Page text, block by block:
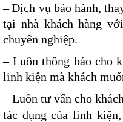
–Dịch vụ bảo hành,
tại nhà khách hàng
chuyên nghiệp.
– Luôn thông báo cho
linh kiện mà khách
– Luôn tư vấn cho
tác dụng của linh